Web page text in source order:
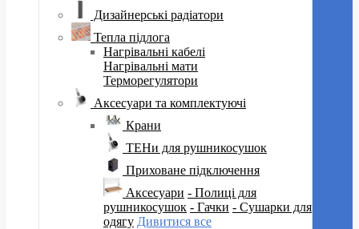
Дизайнерські радіатори
Тепла підлога
Нагрівальні кабелі
Нагрівальні мати
Терморегулятори
Аксесуари та комплектуючі
Крани
ТЕНи для рушникосушок
Приховане підключення
Аксесуари - Полиці для
рушникосушок - Гачки - Сушарки для
одягу Дивитися все